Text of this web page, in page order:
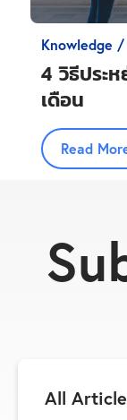
Knowledge /
4 วิธีประ
เดือน
Read
All